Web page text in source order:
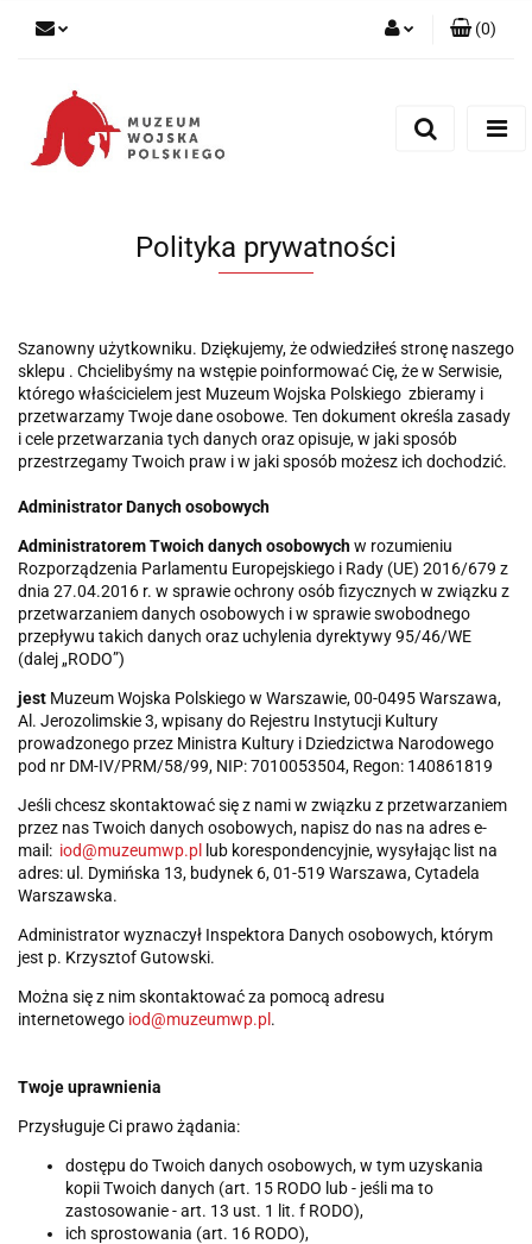
(0)
Polityka prywatności
Szanowny użytkowniku. Dziękujemy, że odwiedziłeś stronę naszego
sklepu . Chcielibyśmy na wstępie poinformować Cię, że w Serwisie,
którego właścicielem jest Muzeum Wojska Polskiego zbieramy i
przetwarzamy Twoje dane osobowe. Ten dokument określa zasady
i cele przetwarzania tych danych oraz opisuje, w jaki sposób
przestrzegamy Twoich praw i w jaki sposób możesz ich dochodzić.
Administrator Danych osobowych
Administratorem Twoich danych osobowychw rozumieniu
Rozporządzenia Parlamentu Europejskiego i Rady (UE) 2016/679 z
dnia 27.04.2016 r. w sprawie ochrony osób fizycznych w związku z
przetwarzaniem danych osobowych i w sprawie swobodnego
przepływu takich danych oraz uchylenia dyrektywy 95/46/WE
(dalej „RODO”)
jest Muzeum Wojska Polskiego w Warszawie, 00-0495 Warszawa,
Al. Jerozolimskie 3, wpisany do Rejestru Instytucji Kultury
prowadzonego przez Ministra Kultury i Dziedzictwa Narodowego
pod nr DM-IV/PRM/58/99, NIP: 7010053504, Regon: 140861819
Jeśli chcesz skontaktować się z nami w związku z przetwarzaniem
przez nas Twoich danych osobowych, napisz do nas na adres e-
mail: iod@muzeumwp.pl
lub korespondencyjnie, wysyłając list na
adres: ul. Dymińska 13, budynek 6, 01-519 Warszawa, Cytadela
Warszawska.
Administrator wyznaczył Inspektora Danych osobowych, którym
jest p. Krzysztof Gutowski.
Można się z nim skontaktować za pomocą adresu
internetowego iod@muzeumwp.pl .
Twoje uprawnienia
Przysługuje Ci prawo żądania:
dostępu do Twoich danych osobowych, w tym uzyskania
kopii Twoich danych (art. 15 RODO lub - jeśli ma to
zastosowanie - art. 13 ust. 1 lit. f RODO),
ich sprostowania (art. 16 RODO),